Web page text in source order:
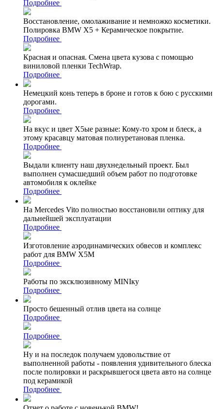
Подробнее
Восстановление, омолаживание и немножко косметики.
Полировка BMW X5 + Керамическое покрытие.
Подробнее
Красная и опасная. Смена цвета кузова с помощью
виниловой пленки TechWrap.
Подробнее
Немецкий конь теперь в броне и готов к бою с русскими
дорогами.
Подробнее
На вкус и цвет Х5ые разные: Кому-то хром и блеск, а
этому красавцу матовая полиуретановая пленка.
Подробнее
Выдали клиенту наш двухнедельный проект. Был
выполнен сумасшедший объем работ по подготовке
автомобиля к оклейке
Подробнее
На Mercedes Vito полностью восстановили оптику для
дальнейшей эксплуатации
Подробнее
Изготовление аэродинамических обвесов и комплекс
работ для BMW X5M
Подробнее
Работы по эксклюзивному MINIку
Подробнее
Просто бешенный отлив цвета на солнце
Подробнее
Подробнее
Ну и на последок получаем удовольствие от
выполненной работы - появления удивительного блеска
после полировки и раскрывшегося цвета авто на солнце
под керамикой
Подробнее